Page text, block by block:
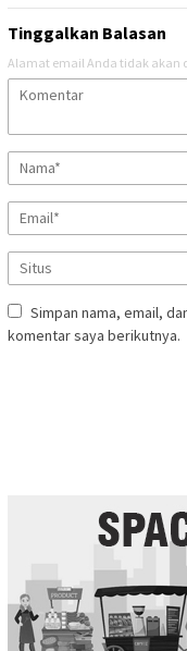
Tinggalkan Balasan
Alamat email Anda tidak akan
Simpan nama, email,
komentar saya berikutnya.